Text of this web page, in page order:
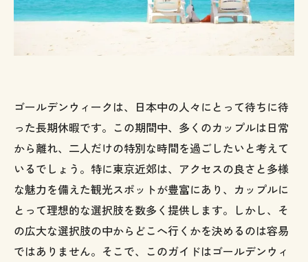
ゴールデンウィークは、日本中の人々にとって待ちに待
った長期休暇です。この期間中、多くのカップルは日常
から離れ、二人だけの特別な時間を過ごしたいと考えて
いるでしょう。特に東京近郊は、アクセスの良さと多様
な魅力を備えた観光スポットが豊富にあり、カップルに
とって理想的な選択肢を数多く提供します。しかし、そ
の広大な選択肢の中からどこへ行くかを決めるのは容易
ではありません。そこで、このガイドはゴールデンウィ